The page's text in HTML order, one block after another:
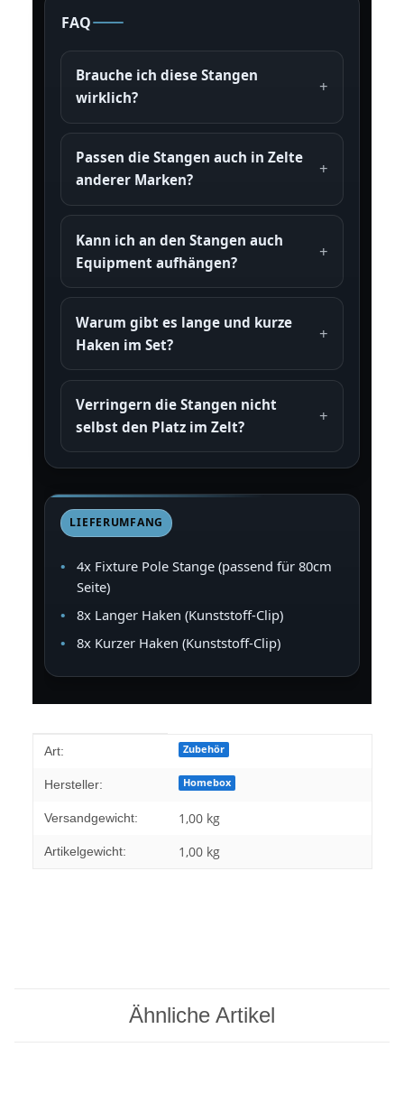
FAQ
Brauche ich diese Stangen
wirklich?
Passen die Stangen auch in Zelte
anderer Marken?
Kann ich an den Stangen auch
Equipment aufhängen?
Warum gibt es lange und kurze
Haken im Set?
Verringern die Stangen nicht
selbst den Platz im Zelt?
LIEFERUMFANG
4x Fixture Pole Stange (passend für 80cm
Seite)
8x Langer Haken (Kunststoff-Clip)
8x Kurzer Haken (Kunststoff-Clip)
Produkteigenschaft
Wert
Art: Zubehör
Hersteller: Homebox
Versandgewicht: 1,00 kg
Artikelgewicht: 1,00 kg
Ähnliche Artikel